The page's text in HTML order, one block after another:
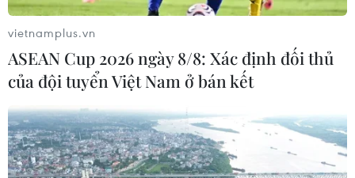
Trong giai đoạn từ 8/10/2020-7/8/2021, Messi ghi 43
bàn thắng sau 47 trận đấu, có 17 đường kiến tạo, đoạt
cúp Nhà Vua với Barca và cùng đội tuyển Argentina vô
địch Copa America.
vietnamplus.vn
ASEAN Cup 2026 ngày 8/8: Xác định đối thủ
của đội tuyển Việt Nam ở bán kết